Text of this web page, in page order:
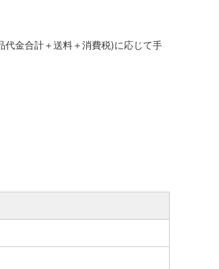
金合計＋送料＋消費税)に応じて手